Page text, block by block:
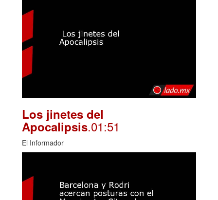
Los jinetes del
Apocalipsis.01:51
El Informador